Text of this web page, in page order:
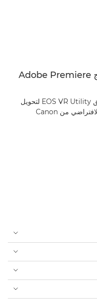
المكوّن الإضافي EOS VR لبرنامج Adobe Premiere
استخدم هذا المكوّن الإضافي بدلاً من تطبيق EOS VR Utility لتحويل
ملفات صور عين السمكة الدائرية بالواقع الافتراضي من Canon